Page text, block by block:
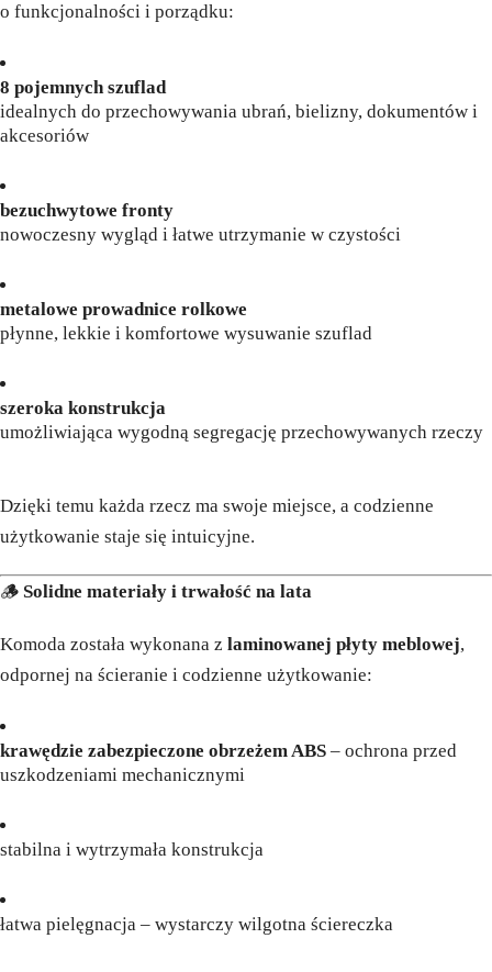
o funkcjonalności i porządku:
8 pojemnych szuflad
idealnych do przechowywania ubrań, bielizny, dokumentów i
akcesoriów
bezuchwytowe fronty
nowoczesny wygląd i łatwe utrzymanie w czystości
metalowe prowadnice rolkowe
płynne, lekkie i komfortowe wysuwanie szuflad
szeroka konstrukcja
umożliwiająca wygodną segregację przechowywanych rzeczy
Dzięki temu każda rzecz ma swoje miejsce, a codzienne
użytkowanie staje się intuicyjne.
🪵 Solidne materiały i trwałość na lata
Komoda została wykonana z laminowanej płyty meblowej,
odpornej na ścieranie i codzienne użytkowanie:
krawędzie zabezpieczone obrzeżem ABS – ochrona przed
uszkodzeniami mechanicznymi
stabilna i wytrzymała konstrukcja
łatwa pielęgnacja – wystarczy wilgotna ściereczka